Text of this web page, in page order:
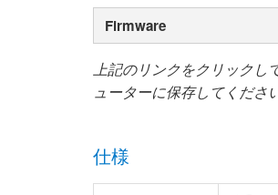
Firmware
上記のリンクをクリックし
ューターに保存してください
仕様